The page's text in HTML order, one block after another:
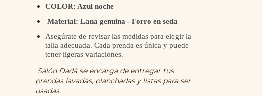
COLOR: Azul noche
Material: Lana genuina - Forro en seda
Asegúrate de revisar las medidas para elegir la
talla adecuada. Cada prenda es única y puede
tener ligeras variaciones.
Salón Dadá se encarga de entregar tus
prendas lavadas, planchadas y listas para ser
usadas.